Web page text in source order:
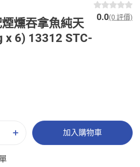
燻吞拿魚純天
x 6) 13312 STC-
0.0(0 評價)
加入購物車